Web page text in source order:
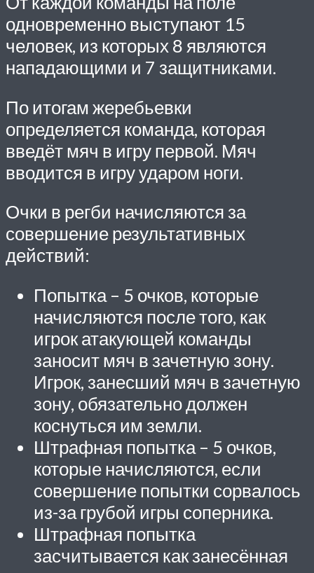
одновременно выступают 15
человек, из которых 8 являются
нападающими и 7 защитниками.
По итогам жеребьевки
определяется команда, которая
введёт мяч в игру первой. Мяч
вводится в игру ударом ноги.
Очки в регби начисляются за
совершение результативных
действий:
Попытка – 5 очков, которые
начисляются после того, как
игрок атакующей команды
заносит мяч в зачетную зону.
Игрок, занесший мяч в зачетную
зону, обязательно должен
коснуться им земли.
Штрафная попытка – 5 очков,
которые начисляются, если
совершение попытки сорвалось
из-за грубой игры соперника.
Штрафная попытка
засчитывается как занесённая